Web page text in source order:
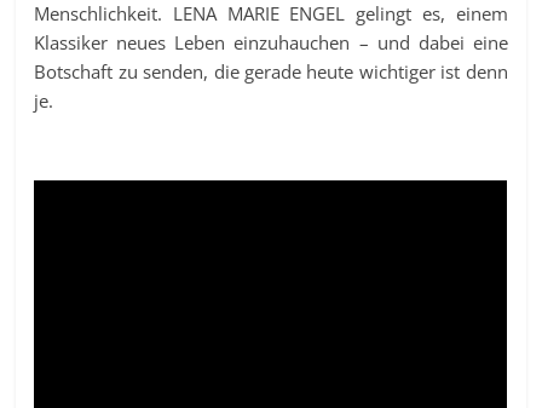
Menschlichkeit. LENA MARIE ENGEL gelingt es, einem
Klassiker neues Leben einzuhauchen – und dabei eine
Botschaft zu senden, die gerade heute wichtiger ist denn
je.